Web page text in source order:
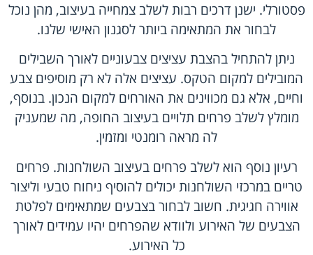
פסטורלי. ישנן דרכים רבות לשלב צמחייה בעיצוב, מהן נוכל
לבחור את המתאימה ביותר לסגנון האישי שלנו.
ניתן להתחיל בהצבת עציצים צבעוניים לאורך השבילים
המובילים למקום הטקס. עציצים אלה לא רק מוסיפים צבע
וחיים, אלא גם מכווינים את האורחים למקום הנכון. בנוסף,
מומלץ לשלב פרחים תלויים בעיצוב החופה, מה שמעניק
לה מראה רומנטי ומזמין.
רעיון נוסף הוא לשלב פרחים בעיצוב השולחנות. פרחים
טריים במרכזי השולחנות יכולים להוסיף ניחוח טבעי וליצור
אווירה חגיגית. חשוב לבחור בצבעים שמתאימים לפלטת
הצבעים של האירוע ולוודא שהפרחים יהיו עמידים לאורך
כל האירוע.